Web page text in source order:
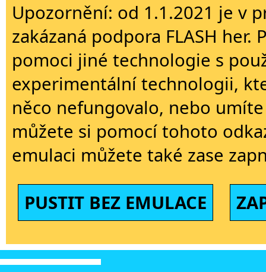
Upozornění: od 1.1.2021 je v
zakázaná podpora FLASH
pomoci jiné technologie s
experimentální technologii,
něco nefungovalo, nebo
můžete si pomocí tohoto
emulaci můžete také zase
PUSTIT BEZ EMULACE